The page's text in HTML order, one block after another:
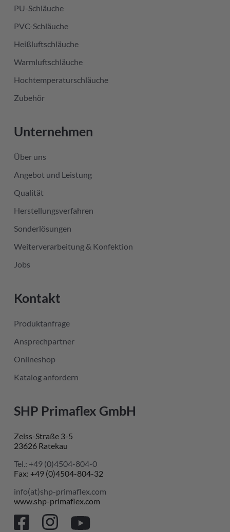
PU-Schläuche
PVC-Schläuche
Heißluftschläuche
Warmluftschläuche
Hochtemperaturschläuche
Zubehör
Unternehmen
Über uns
Angebot und Leistung
Qualität
Herstellungsverfahren
Sonderlösungen
Weiterverarbeitung & Konfektion
Jobs
Kontakt
Produktanfrage
Ansprechpartner
Onlineshop
Katalog anfordern
SHP Primaflex GmbH
Zeiss-Straße 3-5
23626 Ratekau
Tel.: +49 (0)4504-804-0
Fax: +49 (0)4504-804-32
info(at)shp-primaflex.com
www.shp-primaflex.com